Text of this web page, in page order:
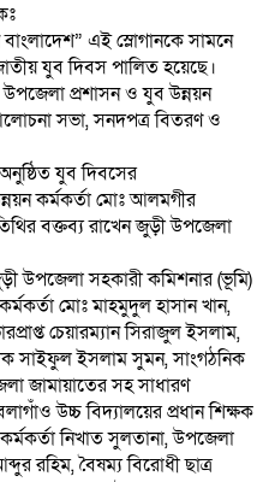
এই স্লোগানকে সামনে
যুব দিবস পালিত হয়েছে।
উপজেলা প্রশাসন ও যুব উন্নয়ন
সভা, সনদপত্র বিতরণ ও
যুব দিবসের
কর্মকর্তা মোঃ আলমগীর
বক্তব্য রাখেন জুড়ী উপজেলা
উপজেলা সহকারী কমিশনার (ভূমি)
মোঃ মাহমুদুল হাসান খান,
চেয়ারম্যান সিরাজুল ইসলাম,
সাইফুল ইসলাম সুমন, সাংগঠনিক
জামায়াতের সহ সাধারণ
উচ্চ বিদ্যালয়ের প্রধান শিক্ষক
নিখাত সুলতানা, উপজেলা
রহিম, বৈষম্য বিরোধী ছাত্র